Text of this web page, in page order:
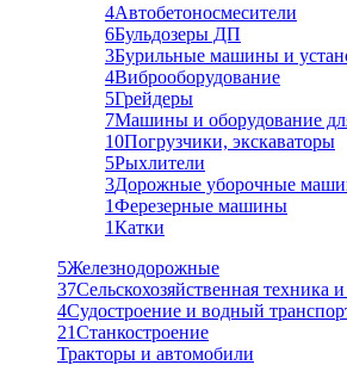
4Автобетоносмесители
6Бульдозеры ДП
3Бурильные машины и
4Виброоборудование
5Грейдеры
7Машины и оборудование
10Погрузчики, экскаваторы
5Рыхлители
3Дорожные уборочные
1Ферезерные машины
1Катки
5Железнодорожные
37Сельскохозяйственная техника
4Судостроение и водный
21Станкостроение
Тракторы и автомобили